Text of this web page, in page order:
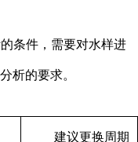
条件，需要对水样进
析的要求。
建议更换周期